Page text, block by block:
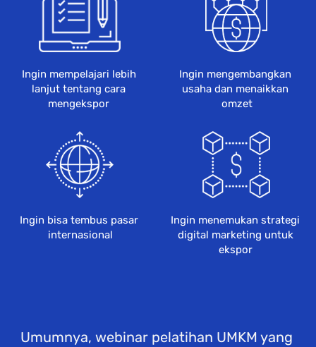
Ingin mempelajari lebih
lanjut tentang cara
mengekspor
Ingin mengembangkan
usaha dan menaikkan
omzet
Ingin bisa tembus pasar
internasional
Ingin menemukan strategi
digital marketing untuk
ekspor
Umumnya, webinar pelatihan UMKM yang